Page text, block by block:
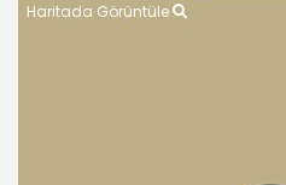
Haritada Görüntüle